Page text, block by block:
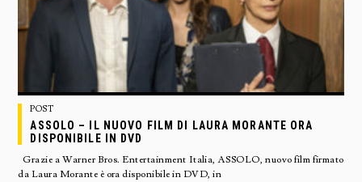
POST
ASSOLO – IL NUOVO FILM DI LAURA MORANTE ORA
DISPONIBILE IN DVD
Grazie a Warner Bros. Entertainment Italia, ASSOLO, nuovo film firmato
da Laura Morante è ora disponibile in DVD, in